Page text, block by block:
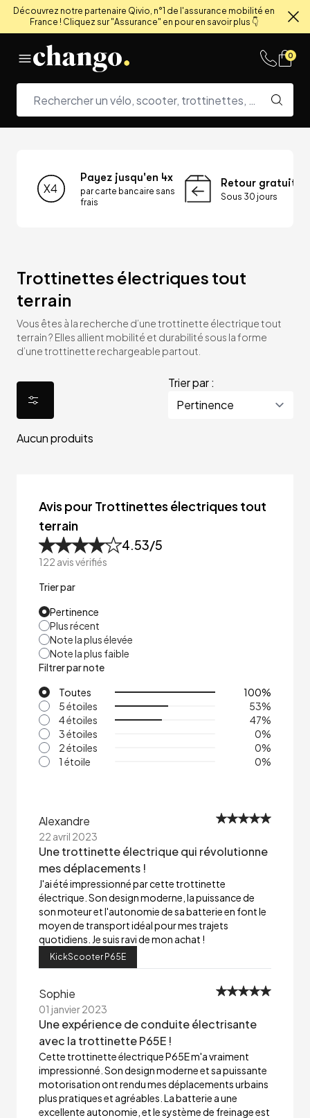
Découvrez notre partenaire Qivio, n°1 de l'assurance mobilité en
France ! Cliquez sur "Assurance" en pour en savoir plus 👇
0
Payez jusqu'en 4x
par carte bancaire sans
frais
Retour gratuit
Sous 30 jours
Trottinettes électriques tout
terrain
Vous êtes à la recherche d’une trottinette électrique tout
terrain ? Elles allient mobilité et durabilité sous la forme
d’une trottinette rechargeable partout.
Trier par :
Aucun produits
Avis pour Trottinettes électriques tout
terrain
4.53/5
122 avis vérifiés
Trier par
Pertinence
Plus récent
Note la plus élevée
Note la plus faible
Filtrer par note
Toutes
100%
5 étoiles
53%
4 étoiles
47%
3 étoiles
0%
2 étoiles
0%
1 étoile
0%
Alexandre
22 avril 2023
Une trottinette électrique qui révolutionne
mes déplacements !
J'ai été impressionné par cette trottinette
électrique. Son design moderne, la puissance de
son moteur et l'autonomie de sa batterie en font le
moyen de transport idéal pour mes trajets
quotidiens. Je suis ravi de mon achat !
KickScooter P65E
Sophie
01 janvier 2023
Une expérience de conduite électrisante
avec la trottinette P65E !
Cette trottinette électrique P65E m'a vraiment
impressionné. Son design moderne et sa puissante
motorisation ont rendu mes déplacements urbains
plus pratiques et agréables. La batterie a une
excellente autonomie, et le système de freinage est